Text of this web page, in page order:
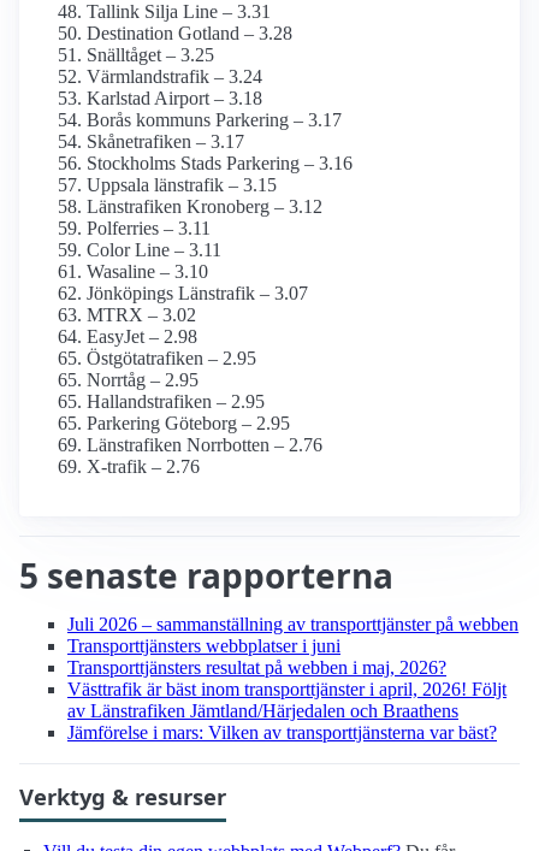
Tallink Silja Line – 3.31
Destination Gotland – 3.28
Snälltåget – 3.25
Värmlandstrafik – 3.24
Karlstad Airport – 3.18
Borås kommuns Parkering – 3.17
Skånetrafiken – 3.17
Stockholms Stads Parkering – 3.16
Uppsala länstrafik – 3.15
Länstrafiken Kronoberg – 3.12
Polferries – 3.11
Color Line – 3.11
Wasaline – 3.10
Jönköpings Länstrafik – 3.07
MTRX – 3.02
EasyJet – 2.98
Östgötatrafiken – 2.95
Norrtåg – 2.95
Hallandstrafiken – 2.95
Parkering Göteborg – 2.95
Länstrafiken Norrbotten – 2.76
X-trafik – 2.76
5 senaste rapporterna
Juli 2026 – sammanställning av transport­tjänster på webben
Transport­tjänsters webbplatser i juni
Transport­tjänsters resultat på webben i maj, 2026?
Västtrafik är bäst inom transport­tjänster i april, 2026! Följt
av Länstrafiken Jämtland/Härjedalen och Braathens
Jämförelse i mars: Vilken av transport­tjänsterna var bäst?
Verktyg & resurser